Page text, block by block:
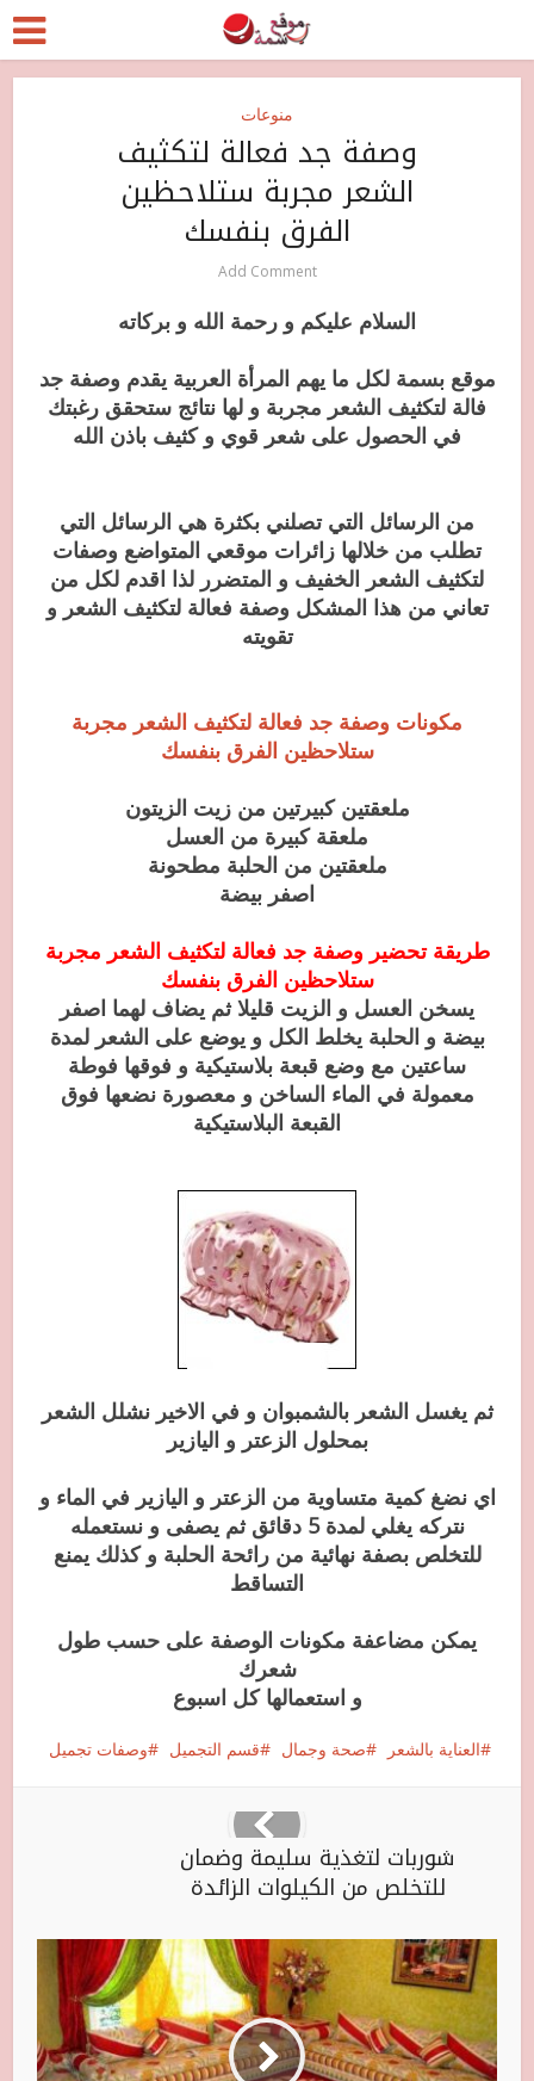
منوعات
وصفة جد فعالة لتكثيف
الشعر مجربة ستلاحظين
الفرق بنفسك
Add Comment
السلام عليكم و رحمة الله و بركاته
موقع بسمة لكل ما يهم المرأة العربية يقدم وصفة جد
فالة لتكثيف الشعر مجربة و لها نتائج ستحقق رغبتك
في الحصول على شعر قوي و كثيف باذن الله
من الرسائل التي تصلني بكثرة هي الرسائل التي
تطلب من خلالها زائرات موقعي المتواضع وصفات
لتكثيف الشعر الخفيف و المتضرر لذا اقدم لكل من
تعاني من هذا المشكل وصفة فعالة لتكثيف الشعر و
تقويته
مكونات وصفة جد فعالة لتكثيف الشعر مجربة
ستلاحظين الفرق بنفسك
ملعقتين كبيرتين من زيت الزيتون
ملعقة كبيرة من العسل
ملعقتين من الحلبة مطحونة
اصفر بيضة
طريقة تحضير وصفة جد فعالة لتكثيف الشعر مجربة
ستلاحظين الفرق بنفسك
يسخن العسل و الزيت قليلا ثم يضاف لهما اصفر
بيضة و الحلبة يخلط الكل و يوضع على الشعر لمدة
ساعتين مع وضع قبعة بلاستيكية و فوقها فوطة
معمولة في الماء الساخن و معصورة نضعها فوق
القبعة البلاستيكية
ثم يغسل الشعر بالشمبوان و في الاخير نشلل الشعر
بمحلول الزعتر و اليازير
اي نضغ كمية متساوية من الزعتر و اليازير في الماء و
نتركه يغلي لمدة 5 دقائق ثم يصفى و نستعمله
للتخلص بصفة نهائية من رائحة الحلبة و كذلك يمنع
التساقط
يمكن مضاعفة مكونات الوصفة على حسب طول
شعرك
و استعمالها كل اسبوع
العناية بالشعر صحة وجمال قسم التجميل وصفات تجميل
شوربات لتغذية سليمة وضمان
للتخلص من الكيلوات الزائدة